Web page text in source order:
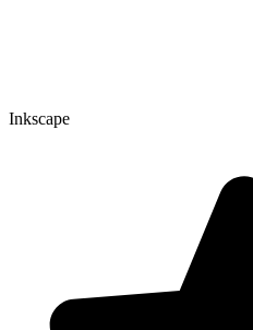
Inkscape